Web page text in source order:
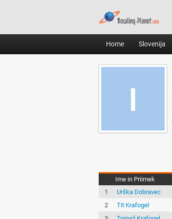
Home Slovenija
Ime in Priimek
1
Urška Dobravec
2
Tit Krafogel